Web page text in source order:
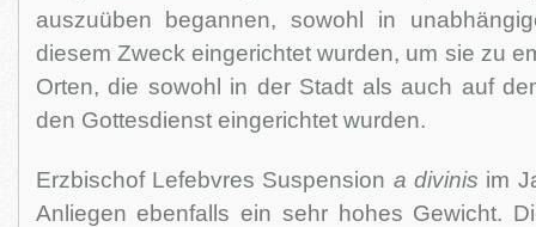
auszuüben begannen, sowohl in
diesem Zweck eingerichtet wurden, um sie zu
Orten, die sowohl in der Stadt als auch auf
den Gottesdienst eingerichtet wurden.
Erzbischof Lefebvres Suspension a divinis im
Anliegen ebenfalls ein sehr hohes Gewicht.